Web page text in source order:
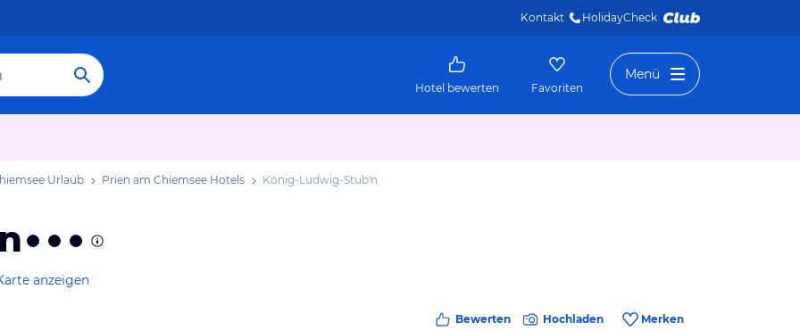
Kontakt HolidayCheck
Hotel bewerten Favoriten
Menü
Urlaub Prien am Chiemsee Hotels König-Ludwig-Stub'n
anzeigen
Bewerten Hochladen Merken